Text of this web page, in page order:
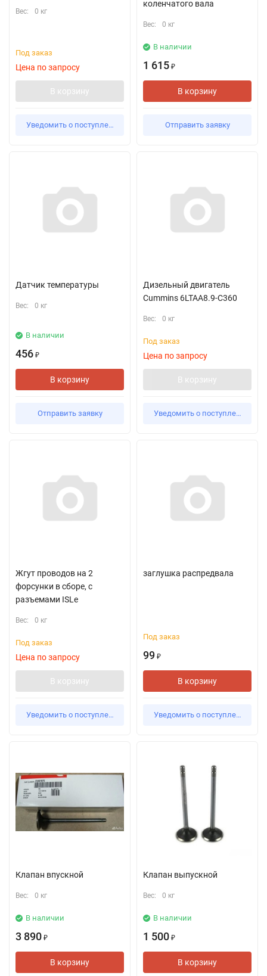
Вес: 0 кг
Под заказ
Цена по запросу
В корзину
Уведомить о поступлении
коленчатого вала
Вес: 0 кг
В наличии
1 615 ₽
В корзину
Отправить заявку
Датчик температуры
Вес: 0 кг
В наличии
456 ₽
В корзину
Отправить заявку
Дизельный двигатель
Cummins 6LTAA8.9-C360
Вес: 0 кг
Под заказ
Цена по запросу
В корзину
Уведомить о поступлении
Жгут проводов на 2
форсунки в сборе, с
разъемами ISLe
Вес: 0 кг
Под заказ
Цена по запросу
В корзину
Уведомить о поступлении
заглушка распредвала
Под заказ
99 ₽
В корзину
Уведомить о поступлении
Клапан впускной
Вес: 0 кг
В наличии
3 890 ₽
В корзину
Клапан выпускной
Вес: 0 кг
В наличии
1 500 ₽
В корзину